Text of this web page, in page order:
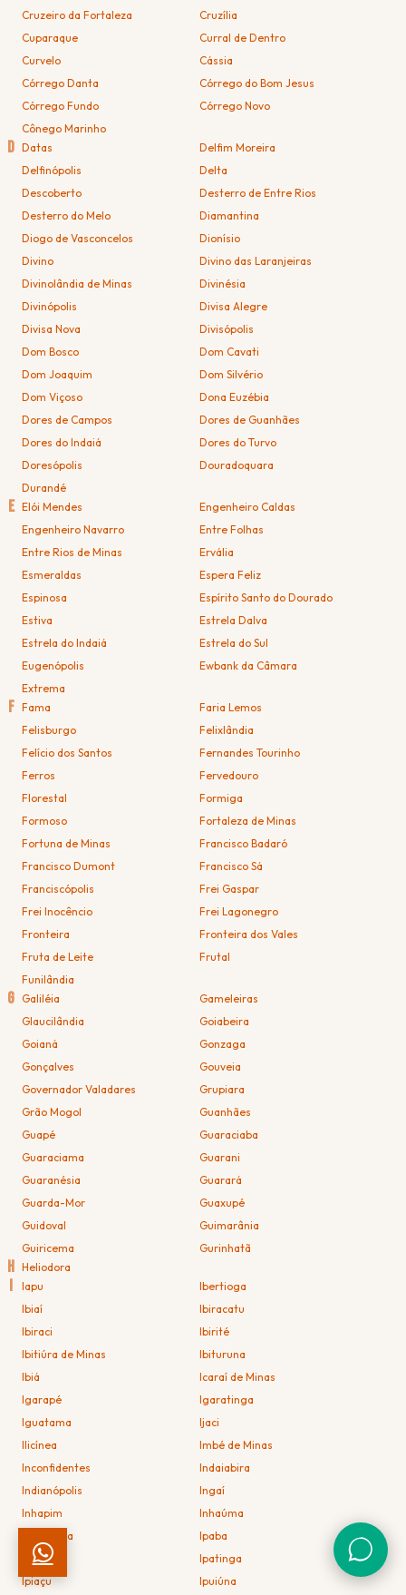
Cruzeiro da Fortaleza
Cruzília
Cuparaque
Curral de Dentro
Curvelo
Cássia
Córrego Danta
Córrego do Bom Jesus
Córrego Fundo
Córrego Novo
Cônego Marinho
D Datas
Delfim Moreira
Delfinópolis
Delta
Descoberto
Desterro de Entre Rios
Desterro do Melo
Diamantina
Diogo de Vasconcelos
Dionísio
Divino
Divino das Laranjeiras
Divinolândia de Minas
Divinésia
Divinópolis
Divisa Alegre
Divisa Nova
Divisópolis
Dom Bosco
Dom Cavati
Dom Joaquim
Dom Silvério
Dom Viçoso
Dona Euzébia
Dores de Campos
Dores de Guanhães
Dores do Indaiá
Dores do Turvo
Doresópolis
Douradoquara
Durandé
E Elói Mendes
Engenheiro Caldas
Engenheiro Navarro
Entre Folhas
Entre Rios de Minas
Ervália
Esmeraldas
Espera Feliz
Espinosa
Espírito Santo do Dourado
Estiva
Estrela Dalva
Estrela do Indaiá
Estrela do Sul
Eugenópolis
Ewbank da Câmara
Extrema
F Fama
Faria Lemos
Felisburgo
Felixlândia
Felício dos Santos
Fernandes Tourinho
Ferros
Fervedouro
Florestal
Formiga
Formoso
Fortaleza de Minas
Fortuna de Minas
Francisco Badaró
Francisco Dumont
Francisco Sá
Franciscópolis
Frei Gaspar
Frei Inocêncio
Frei Lagonegro
Fronteira
Fronteira dos Vales
Fruta de Leite
Frutal
Funilândia
G Galiléia
Gameleiras
Glaucilândia
Goiabeira
Goianá
Gonzaga
Gonçalves
Gouveia
Governador Valadares
Grupiara
Grão Mogol
Guanhães
Guapé
Guaraciaba
Guaraciama
Guarani
Guaranésia
Guarará
Guarda-Mor
Guaxupé
Guidoval
Guimarânia
Guiricema
Gurinhatã
H Heliodora
Iapu
Ibertioga
Ibiaí
Ibiracatu
Ibiraci
Ibirité
Ibitiúra de Minas
Ibituruna
Ibiá
Icaraí de Minas
Igarapé
Igaratinga
Iguatama
Ijaci
Ilicínea
Imbé de Minas
Inconfidentes
Indaiabira
Indianópolis
Ingaí
Inhapim
Inhaúma
Inimutaba
Ipaba
Ipanema
Ipatinga
Ipiaçu
Ipuiúna